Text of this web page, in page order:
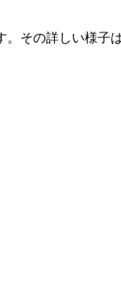
。その詳しい様子